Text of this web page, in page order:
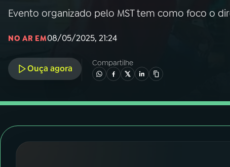
03 PROGRAMAÇÃO
05PODCASTS
Evento organizado pelo MST tem como foco o
NO AR EM08/05/2025, 21:24
Ouça agora
Compartilhe